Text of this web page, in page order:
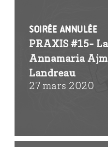
SOIRÉE ANNULÉE
PRAXIS #15-
Annamaria
Landreau
27 mars 2020